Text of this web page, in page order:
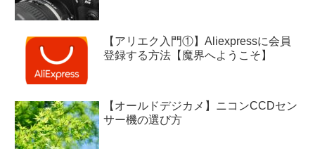
【アリエク入門①】Aliexpressに会員
登録する方法【魔界へようこそ】
【オールドデジカメ】ニコンCCDセン
サー機の選び方